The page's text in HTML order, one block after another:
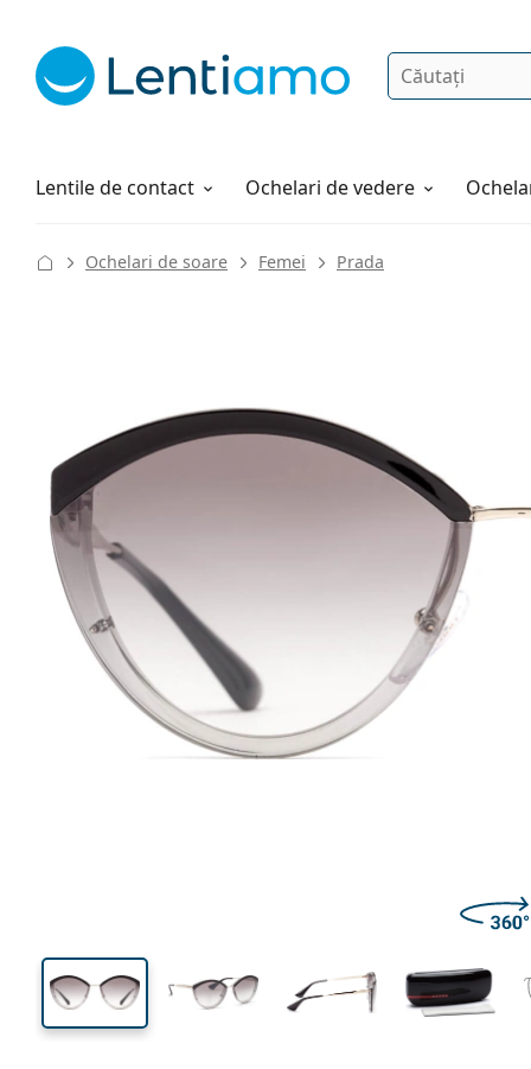
Căutare
Lentile de contact
Soluții Ochelari de vedere
Cum comandați
Ochelari de soare Femei Prada
53 mm
Înălțime lentilă
64 mm
Lățimea lentilei